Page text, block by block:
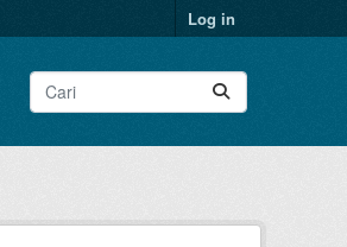
Log in